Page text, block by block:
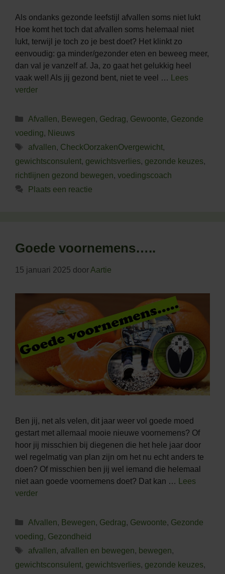
Als ondanks gezonde leefstijl afvallen soms niet lukt
Hoe komt het toch dat afvallen soms helemaal niet
lukt, terwijl je toch zo je best doet? Het klinkt zo
eenvoudig: ga minder/gezonder eten en beweeg meer,
dan val je vanzelf af. Ja, zo gaat het gelukkig heel
vaak wel! Als jij gezond bent, niet te veel …
Lees
verder
Categorieën
Afvallen, Bewegen, Gedrag, Gewoonte, Gezonde
voeding, Nieuws
Tags
afvallen, CheckOorzakenOvergewicht,
gewichtsconsulent, gewichtsverlies, gezonde keuzes,
richtlijnen gezond bewegen, voedingscoach
Plaats een reactie
Goede voornemens…..
15 januari 2025 door Aartie
Ben jij, net als velen, dit jaar weer vol goede moed
gestart met allemaal mooie nieuwe voornemens? Of
hoor jij misschien bij diegenen die het hele jaar door
wel regelmatig van plan zijn om het nu echt anders te
doen? Of misschien ben jij wel iemand die helemaal
niet aan goede voornemens doet? Dat kan …
Lees
verder
Categorieën
Afvallen, Bewegen, Gedrag, Gewoonte, Gezonde
voeding, Gezondheid
Tags
afvallen, afvallen en bewegen, bewegen,
gewichtsconsulent, gewichtsverlies, gezonde keuzes,